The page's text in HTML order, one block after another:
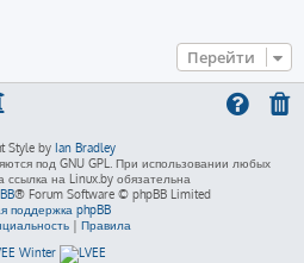
Перейти
Style by Ian Bradley
под GNU GPL. При использовании любых
ссылка на Linux.by обязательна
® Forum Software © phpBB Limited
поддержка phpBB
| Правила